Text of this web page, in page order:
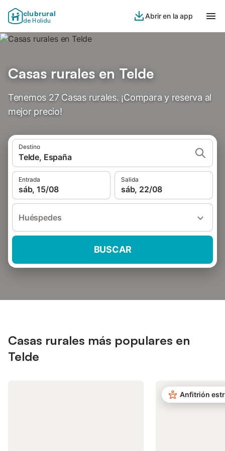
clubrural
de Holidu
Abrir en la app
Casas rurales en Telde
Tenemos 27 Casas rurales. ¡Compara y reserva al
mejor precio!
Destino
Telde, España
Entrada
sáb, 15/08
Salida
sáb, 22/08
Huéspedes
BUSCAR
Casas rurales más populares en
Telde
Anfitrión